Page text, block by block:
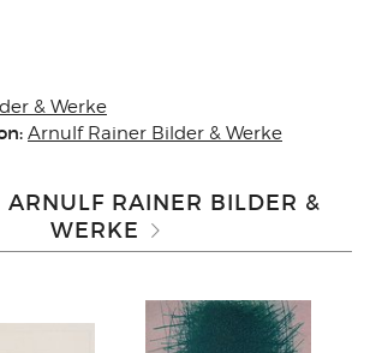
& Werke
Arnulf Rainer Bilder & Werke
ARNULF RAINER BILDER &
WERKE